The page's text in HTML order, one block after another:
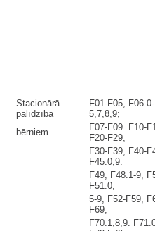
Stacionārā
palīdzība
F01-F05, F06.0-
5,7,8,9;
bērniem
F07-F09. F10-
F20-F29,
F30-F39, F40-
F45.0,9.
F49, F48.1-9,
F51.0,
5-9, F52-F59,
F69,
F70.1,8,9.